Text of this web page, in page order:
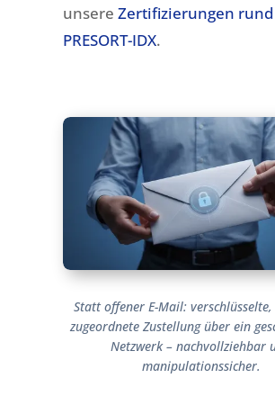
unsere Zertifizierungen
PRESORT-IDX.
Statt offener E-Mail:
zugeordnete Zustellung über ein
Netzwerk – nachvollziehbar
manipulationssicher.